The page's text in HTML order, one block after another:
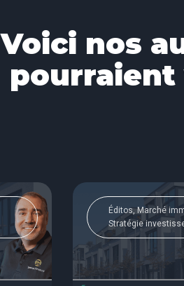
Voici nos
pourraient
Éditos, Marché
Stratégie